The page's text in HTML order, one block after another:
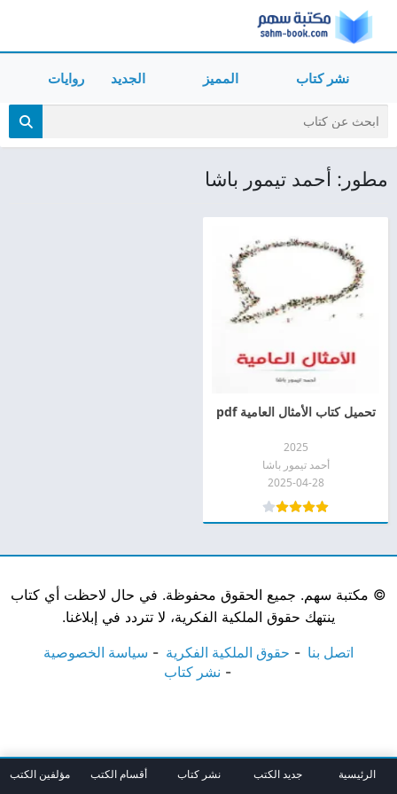
نشر كتاب المميز الجديد روايات
مطور: أحمد تيمور باشا
تحميل كتاب الأمثال العامية pdf
2025
أحمد تيمور باشا
2025-04-28
© مكتبة سهم. جميع الحقوق محفوظة. في حال لاحظت أي كتاب
ينتهك حقوق الملكية الفكرية، لا تتردد في إبلاغنا.
اتصل بنا حقوق الملكية الفكرية
سياسة الخصوصية
نشر كتاب
الرئيسية جديد الكتب نشر كتاب أقسام الكتب مؤلفين الكتب